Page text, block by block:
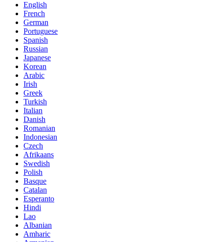
English
French
German
Portuguese
Spanish
Russian
Japanese
Korean
Arabic
Irish
Greek
Turkish
Italian
Danish
Romanian
Indonesian
Czech
Afrikaans
Swedish
Polish
Basque
Catalan
Esperanto
Hindi
Lao
Albanian
Amharic